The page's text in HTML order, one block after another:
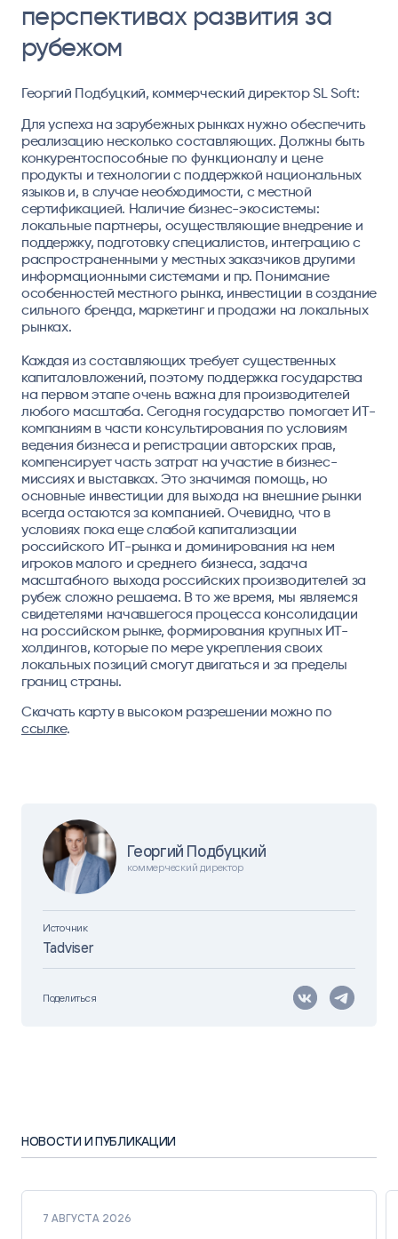
Георгий Подбуцкий
коммерческий директор
Источник
Tadviser
Поделиться
перспективах развития за
рубежом
Георгий Подбуцкий, коммерческий директор SL Soft:
Для успеха на зарубежных рынках нужно обеспечить
реализацию несколько составляющих. Должны быть
конкурентоспособные по функционалу и цене
продукты и технологии с поддержкой национальных
языков и, в случае необходимости, с местной
сертификацией. Наличие бизнес-экосистемы:
локальные партнеры, осуществляющие внедрение и
поддержку, подготовку специалистов, интеграцию с
распространенными у местных заказчиков другими
информационными системами и пр. Понимание
особенностей местного рынка, инвестиции в создание
сильного бренда, маркетинг и продажи на локальных
рынках.
Каждая из составляющих требует существенных
капиталовложений, поэтому поддержка государства
на первом этапе очень важна для производителей
любого масштаба. Сегодня государство помогает ИТ-
компаниям в части консультирования по условиям
ведения бизнеса и регистрации авторских прав,
компенсирует часть затрат на участие в бизнес-
миссиях и выставках. Это значимая помощь, но
основные инвестиции для выхода на внешние рынки
всегда остаются за компанией. Очевидно, что в
условиях пока еще слабой капитализации
российского ИТ-рынка и доминирования на нем
игроков малого и среднего бизнеса, задача
масштабного выхода российских производителей за
рубеж сложно решаема. В то же время, мы являемся
свидетелями начавшегося процесса консолидации
на российском рынке, формирования крупных ИТ-
холдингов, которые по мере укрепления своих
локальных позиций смогут двигаться и за пределы
границ страны.
Скачать карту в высоком разрешении можно по
ссылке.
НОВОСТИ И ПУБЛИКАЦИИ
7 АВГУСТА 2026